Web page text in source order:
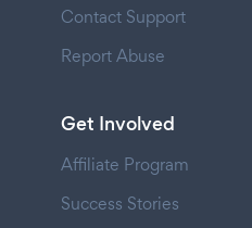
Contact Support
Report Abuse
Get Involved
Affiliate Program
Success Stories